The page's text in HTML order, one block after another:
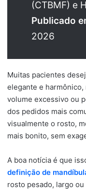
(CTBMF) e
Publicado
2026
Muitas pacientes
elegante e
volume excessivo ou
dos pedidos mais
visualmente o rosto,
mais bonito, sem
A boa notícia é que
definição de
rosto pesado, largo